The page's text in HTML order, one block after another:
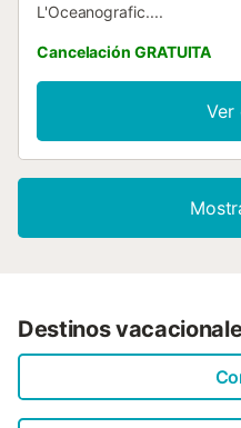
L'Oceanografic....
Cancelación GRATUITA
Ver
Destinos